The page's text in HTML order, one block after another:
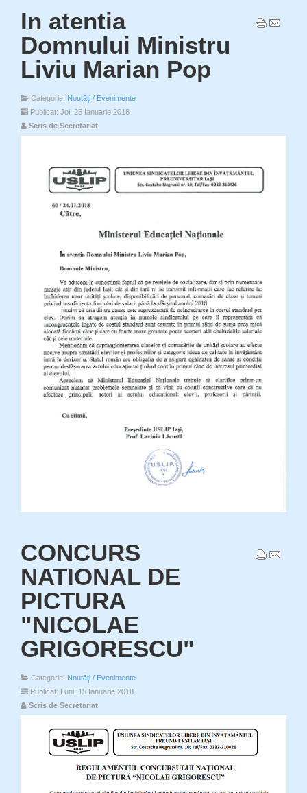
In atentia
Domnului Ministru
Liviu Marian Pop
Categorie: Noutăţi / Evenimente
Publicat: Joi, 25 Ianuarie 2018
Scris de Secretariat
CONCURS
NATIONAL DE
PICTURA
"NICOLAE
GRIGORESCU"
Categorie: Noutăţi / Evenimente
Publicat: Luni, 15 Ianuarie 2018
Scris de Secretariat